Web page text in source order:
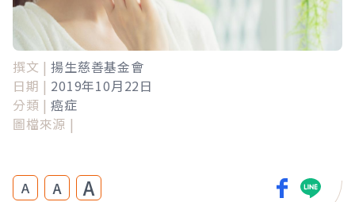
撰文 | 揚生慈善基金會
日期 | 2019年10月22日
分類 | 癌症
圖檔來源 |
A A A